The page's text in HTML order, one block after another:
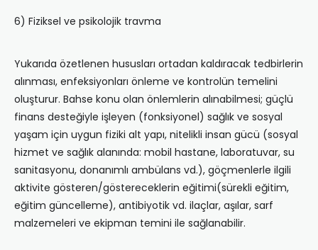
6) Fiziksel ve psikolojik travma
Yukarıda özetlenen hususları ortadan kaldıracak tedbirlerin
alınması, enfeksiyonları önleme ve kontrolün temelini
oluşturur. Bahse konu olan önlemlerin alınabilmesi; güçlü
finans desteğiyle işleyen (fonksiyonel) sağlık ve sosyal
yaşam için uygun fiziki alt yapı, nitelikli insan gücü (sosyal
hizmet ve sağlık alanında: mobil hastane, laboratuvar, su
sanitasyonu, donanımlı ambülans vd.), göçmenlerle ilgili
aktivite gösteren/göstereceklerin eğitimi(sürekli eğitim,
eğitim güncelleme), antibiyotik vd. ilaçlar, aşılar, sarf
malzemeleri ve ekipman temini ile sağlanabilir.